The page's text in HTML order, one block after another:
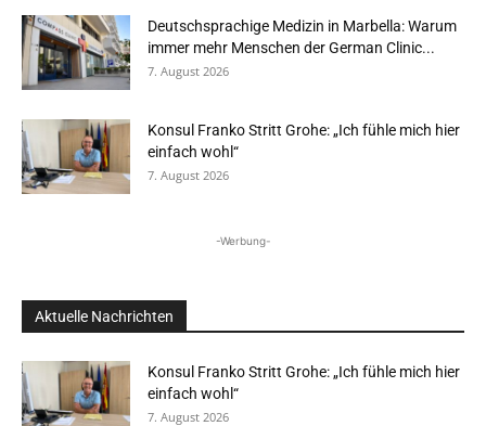
Deutschsprachige Medizin in Marbella: Warum
immer mehr Menschen der German Clinic...
7. August 2026
Konsul Franko Stritt Grohe: „Ich fühle mich hier
einfach wohl“
7. August 2026
-Werbung-
Aktuelle Nachrichten
Konsul Franko Stritt Grohe: „Ich fühle mich hier
einfach wohl“
7. August 2026